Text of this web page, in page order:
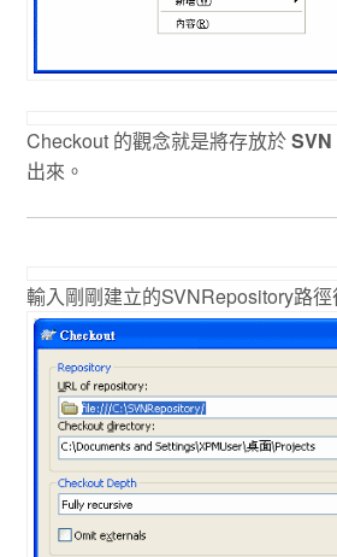
Checkout 的觀念就是將存放於SVN
出來。
輸入剛剛建立的SVNRepository路徑